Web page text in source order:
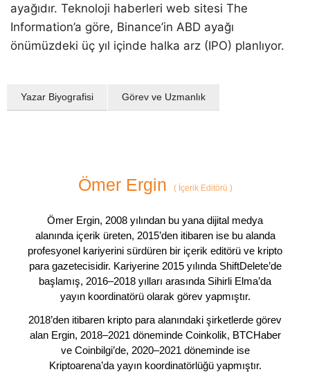
ayağıdır. Teknoloji haberleri web sitesi The
Information’a göre, Binance’in ABD ayağı
önümüzdeki üç yıl içinde halka arz (IPO) planlıyor.
Yazar Biyografisi Görev ve Uzmanlık
Ömer Ergin (İçerik Editörü )
Ömer Ergin, 2008 yılından bu yana dijital medya
alanında içerik üreten, 2015’den itibaren ise bu alanda
profesyonel kariyerini sürdüren bir içerik editörü ve kripto
para gazetecisidir. Kariyerine 2015 yılında ShiftDelete’de
başlamış, 2016–2018 yılları arasında Sihirli Elma’da
yayın koordinatörü olarak görev yapmıştır.
2018’den itibaren kripto para alanındaki şirketlerde görev
alan Ergin, 2018–2021 döneminde Coinkolik, BTCHaber
ve Coinbilgi’de, 2020–2021 döneminde ise
Kriptoarena’da yayın koordinatörlüğü yapmıştır.